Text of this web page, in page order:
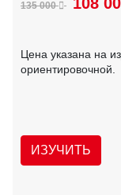
135 000
Цена указана на
ориентировочной.
ИЗУЧИТЬ